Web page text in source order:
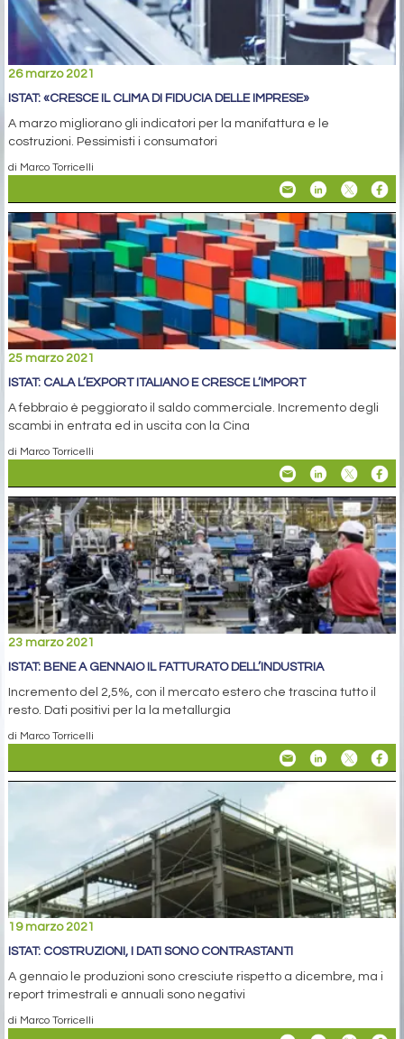
26 marzo 2021
ISTAT: «CRESCE IL CLIMA DI FIDUCIA DELLE IMPRESE»
A marzo migliorano gli indicatori per la manifattura e le
costruzioni. Pessimisti i consumatori
di Marco Torricelli
25 marzo 2021
ISTAT: CALA L’EXPORT ITALIANO E CRESCE L’IMPORT
A febbraio è peggiorato il saldo commerciale. Incremento degli
scambi in entrata ed in uscita con la Cina
di Marco Torricelli
23 marzo 2021
ISTAT: BENE A GENNAIO IL FATTURATO DELL’INDUSTRIA
Incremento del 2,5%, con il mercato estero che trascina tutto il
resto. Dati positivi per la la metallurgia
di Marco Torricelli
19 marzo 2021
ISTAT: COSTRUZIONI, I DATI SONO CONTRASTANTI
A gennaio le produzioni sono cresciute rispetto a dicembre, ma i
report trimestrali e annuali sono negativi
di Marco Torricelli